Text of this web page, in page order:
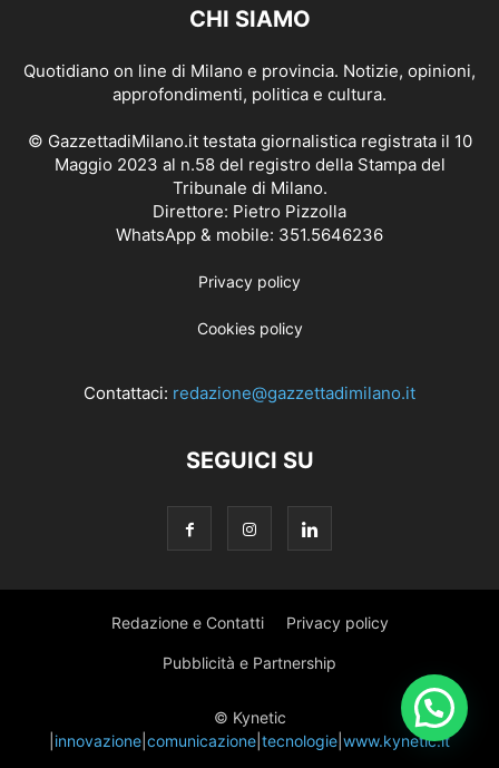
CHI SIAMO
Quotidiano on line di Milano e provincia. Notizie, opinioni,
approfondimenti, politica e cultura.
© GazzettadiMilano.it testata giornalistica registrata il 10
Maggio 2023 al n.58 del registro della Stampa del
Tribunale di Milano.
Direttore: Pietro Pizzolla
WhatsApp & mobile: 351.5646236
Privacy policy
Cookies policy
Contattaci: redazione@gazzettadimilano.it
SEGUICI SU
Redazione e Contatti Privacy policy
Pubblicità e Partnership
© Kynetic
innovazione comunicazione tecnologie www.kynetic.it